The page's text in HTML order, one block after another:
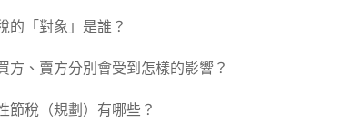
的「對象」是誰？
方、賣方分別會受到怎樣的影響？
節稅（規劃）有哪些？